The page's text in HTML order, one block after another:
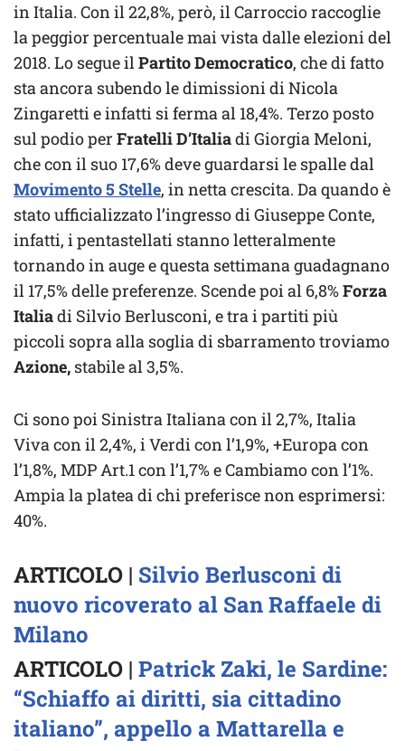
in Italia. Con il 22,8%, però, il Carroccio raccoglie
la peggior percentuale mai vista dalle elezioni del
2018. Lo segue ilPartito Democratico, che di fatto
sta ancora subendo le dimissioni di Nicola
Zingaretti e infatti si ferma al 18,4%. Terzo posto
sul podio per Fratelli D’Italiadi Giorgia Meloni,
che con il suo 17,6% deve guardarsi le spalle dal
Movimento 5 Stelle, in netta crescita. Da quando è
stato ufficializzato l’ingresso di Giuseppe Conte,
infatti, i pentastellati stanno letteralmente
tornando in auge e questa settimana guadagnano
il 17,5% delle preferenze. Scende poi al 6,8%Forza
Italiadi Silvio Berlusconi, e tra i partiti più
piccoli sopra alla soglia di sbarramento troviamo
Azione, stabile al 3,5%.
Ci sono poi Sinistra Italiana con il 2,7%, Italia
Viva con il 2,4%, i Verdi con l’1,9%, +Europa con
l’1,8%, MDP Art.1 con l’1,7% e Cambiamo con l’1%.
Ampia la platea di chi preferisce non esprimersi:
40%.
ARTICOLO | Silvio Berlusconi di
nuovo ricoverato al San Raffaele di
Milano
ARTICOLO | Patrick Zaki, le Sardine:
“Schiaffo ai diritti, sia cittadino
italiano”, appello a Mattarella e